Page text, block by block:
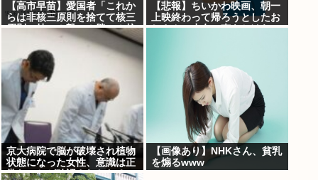
【高市早苗】愛国者「これか
らは非核三原則を捨てて核三
原則。持つ！撃つ！勝つ！核
戦争には慣れている、試して
みるか？」
【悲報】ちいかわ映画、朝一
上映終わって帰ろうとしたお
じさん、少女に声をかけら
京大病院で脳が破壊され植物
状態になった女性、意識は正
常なことが確認されおわる
【画像あり】NHKさん、貧乳
を煽るwww